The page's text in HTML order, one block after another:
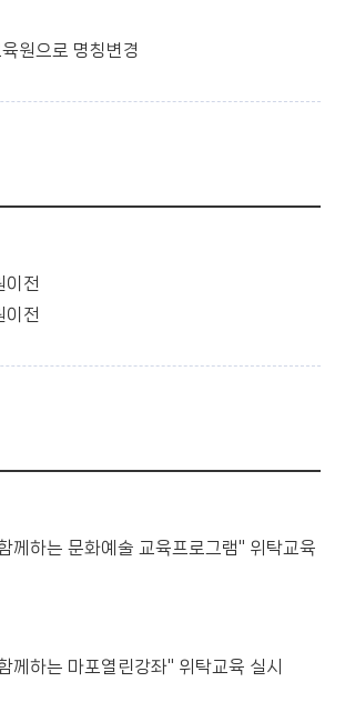
원으로 명칭변경
이전
이전
께하는 문화예술 교육프로그램" 위탁교육
께하는 마포열린강좌" 위탁교육 실시